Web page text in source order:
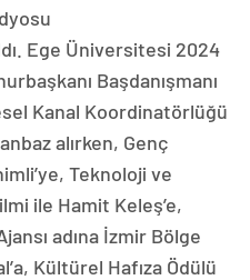
Ege Üniversitesi 2024
Başdanışmanı
Kanal Koordinatörlüğü
alırken, Genç
Teknoloji ve
ile Hamit Keleş’e,
adına İzmir Bölge
Kültürel Hafıza Ödülü